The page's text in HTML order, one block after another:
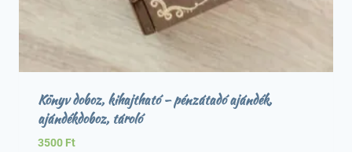
Könyv doboz, kihajtható – pénzátadó ajándék,
ajándékdoboz, tároló
3500 Ft